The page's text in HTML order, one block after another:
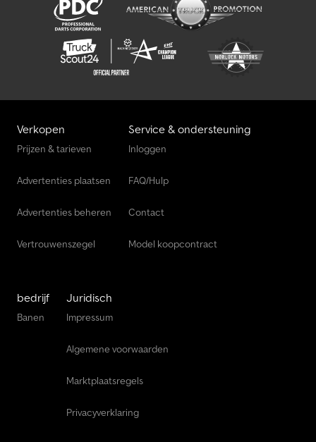
Verkopen
Prijzen & tarieven
Advertenties plaatsen
Advertenties beheren
Vertrouwenszegel
Service & ondersteuning
Inloggen
FAQ/Hulp
Contact
Model koopcontract
bedrijf
Banen
Juridisch
Impressum
Algemene voorwaarden
Marktplaatsregels
Privacyverklaring